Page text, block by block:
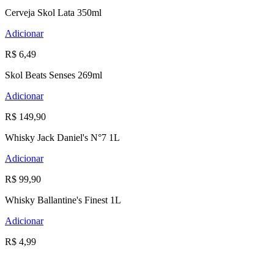
Cerveja Skol Lata 350ml
Adicionar
R$ 6,49
Skol Beats Senses 269ml
Adicionar
R$ 149,90
Whisky Jack Daniel's N°7 1L
Adicionar
R$ 99,90
Whisky Ballantine's Finest 1L
Adicionar
R$ 4,99